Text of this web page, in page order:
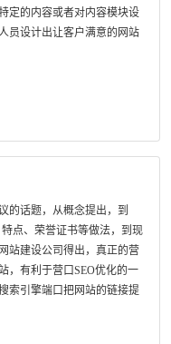
定的内容或者对内容模块设
员设计出让客户满意的网站
的话题，从概念提出，到
点、荣誉证书等做法，到现
站建设公司得出，真正的营
，有利于营口SEO优化的一
索引擎端口把网站的链接提